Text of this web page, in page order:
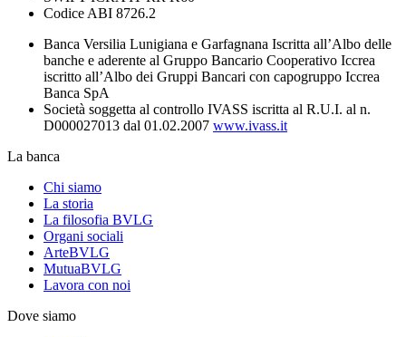
Codice ABI 8726.2
Banca Versilia Lunigiana e Garfagnana Iscritta all’Albo delle
banche e aderente al Gruppo Bancario Cooperativo Iccrea
iscritto all’Albo dei Gruppi Bancari con capogruppo Iccrea
Banca SpA
Società soggetta al controllo IVASS iscritta al R.U.I. al n.
D000027013 dal 01.02.2007 www.ivass.it
La banca
Chi siamo
La storia
La filosofia BVLG
Organi sociali
ArteBVLG
MutuaBVLG
Lavora con noi
Dove siamo